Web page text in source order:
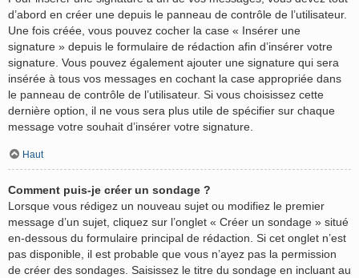
d’abord en créer une depuis le panneau de contrôle de l’utilisateur.
Une fois créée, vous pouvez cocher la case « Insérer une
signature » depuis le formulaire de rédaction afin d’insérer votre
signature. Vous pouvez également ajouter une signature qui sera
insérée à tous vos messages en cochant la case appropriée dans
le panneau de contrôle de l’utilisateur. Si vous choisissez cette
dernière option, il ne vous sera plus utile de spécifier sur chaque
message votre souhait d’insérer votre signature.
Haut
Comment puis-je créer un sondage ?
Lorsque vous rédigez un nouveau sujet ou modifiez le premier
message d’un sujet, cliquez sur l’onglet « Créer un sondage » situé
en-dessous du formulaire principal de rédaction. Si cet onglet n’est
pas disponible, il est probable que vous n’ayez pas la permission
de créer des sondages. Saisissez le titre du sondage en incluant au